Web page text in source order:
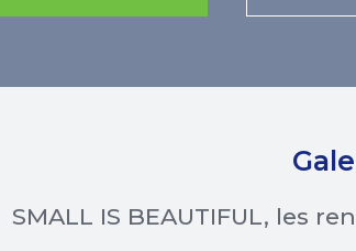
SMALL IS BEAUTIFUL, les